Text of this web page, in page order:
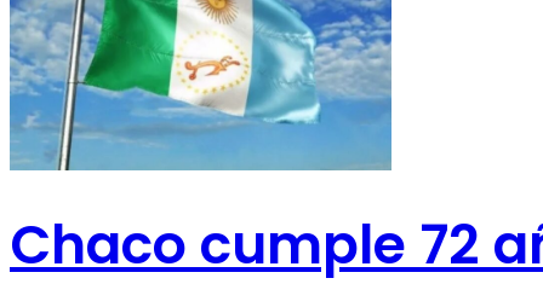
Chaco cumple 72